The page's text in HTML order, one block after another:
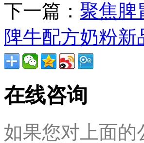
下一篇： 聚焦脾
陴牛配方奶粉新
在线咨询
如果您对上面